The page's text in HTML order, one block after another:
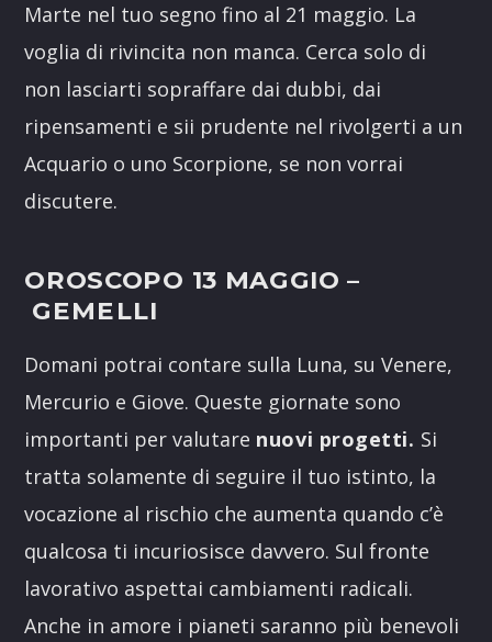
Marte nel tuo segno fino al 21 maggio. La
voglia di rivincita non manca. Cerca solo di
non lasciarti sopraffare dai dubbi, dai
ripensamenti e sii prudente nel rivolgerti a un
Acquario o uno Scorpione, se non vorrai
discutere.
OROSCOPO 13 MAGGIO –
GEMELLI
Domani potrai contare sulla Luna, su Venere,
Mercurio e Giove. Queste giornate sono
importanti per valutare nuovi progetti. Si
tratta solamente di seguire il tuo istinto, la
vocazione al rischio che aumenta quando c’è
qualcosa ti incuriosisce davvero. Sul fronte
lavorativo aspettai cambiamenti radicali.
Anche in amore i pianeti saranno più benevoli